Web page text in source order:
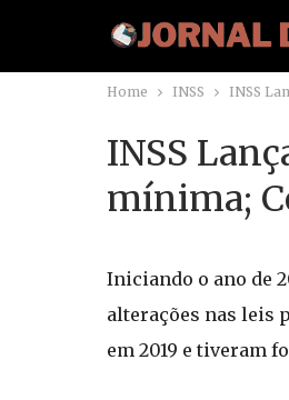
Home INSS INSS
INSS
mínima;
Iniciando o ano de
alterações nas leis
em 2019 e tiveram